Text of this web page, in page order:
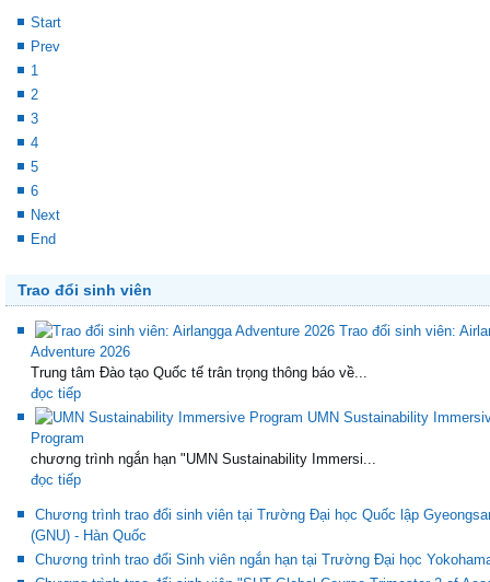
Start
Prev
1
2
3
4
5
6
Next
End
Trao đổi sinh viên
Trao đổi sinh viên:
Adventure 2026
Trung tâm Đào tạo Quốc tế trân trọng thông báo về...
đọc tiếp
UMN Sustainability
Program
chương trình ngắn hạn "UMN Sustainability Immersi...
đọc tiếp
Chương trình trao đổi sinh viên tại Trường Đại học Quốc lập
(GNU) - Hàn Quốc
Chương trình trao đổi Sinh viên ngắn hạn tại Trường Đại học